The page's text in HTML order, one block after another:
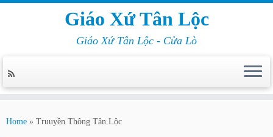
Giáo Xứ Tân Lộc
Giáo Xứ Tân Lộc - Cửa Lò
Home » Truuyền Thông Tân Lộc